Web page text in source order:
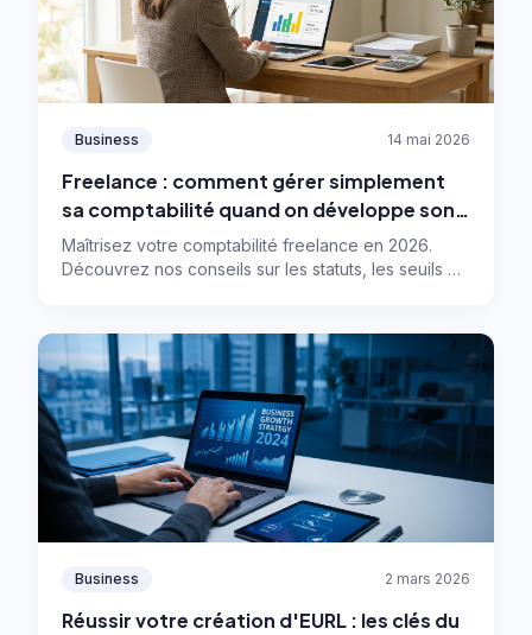
Business 14 mai 2026
Freelance : comment gérer simplement
sa comptabilité quand on développe son
activité ?
Maîtrisez votre comptabilité freelance en 2026.
Découvrez nos conseils sur les statuts, les seuils de
Business 2 mars 2026
Réussir votre création d'EURL : les clés du